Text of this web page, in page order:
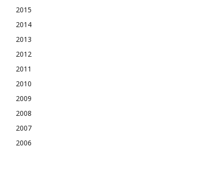
2015
2014
2013
2012
2011
2010
2009
2008
2007
2006